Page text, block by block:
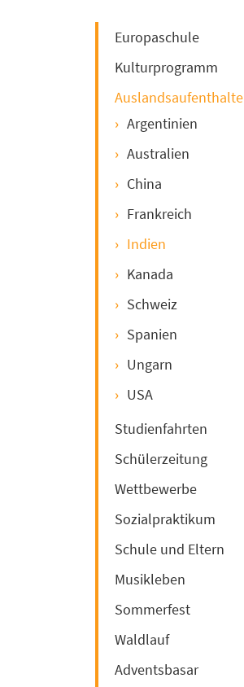
Europaschule
Kulturprogramm
Auslandsaufenthalte
Argentinien
Australien
China
Frankreich
Indien
Kanada
Schweiz
Spanien
Ungarn
USA
Studienfahrten
Schülerzeitung
Wettbewerbe
Sozialpraktikum
Schule und Eltern
Musikleben
Sommerfest
Waldlauf
Adventsbasar